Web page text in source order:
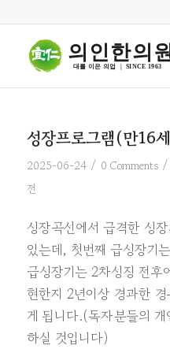
의인한의
대를 이은 의업  |  SINCE 1963
성장프로그램(만16
2025-06-24 / 0 Comments /
전
성장곡선에서 급격한 성
있는데, 첫번째 급성장기
급성장기는 2차성징 전
현한지 2년이상 경과한
게 됩니다.(독자분들의
하실 것입니다)